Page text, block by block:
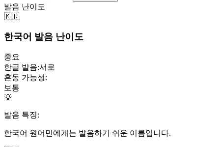
발음 난이도
🇰🇷
한국어 발음 난이도
중요
한글 발음:서로
혼동 가능성:
보통
💡
발음 특징:
한국어 원어민에게는 발음하기 쉬운 이름입니다.